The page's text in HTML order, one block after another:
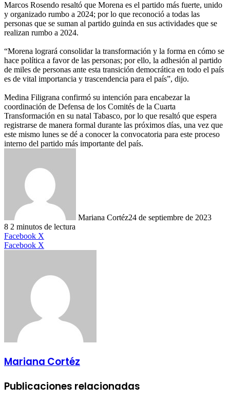
Marcos Rosendo resaltó que Morena es el partido más fuerte, unido
y organizado rumbo a 2024; por lo que reconoció a todas las
personas que se suman al partido guinda en sus actividades que se
realizan rumbo a 2024.
“Morena logrará consolidar la transformación y la forma en cómo se
hace política a favor de las personas; por ello, la adhesión al partido
de miles de personas ante esta transición democrática en todo el país
es de vital importancia y trascendencia para el país”, dijo.
Medina Filigrana confirmó su intención para encabezar la
coordinación de Defensa de los Comités de la Cuarta
Transformación en su natal Tabasco, por lo que resaltó que espera
registrarse de manera formal durante las próximos días, una vez que
este mismo lunes se dé a conocer la convocatoria para este proceso
interno del partido más importante del país.
Mariana Cortéz24 de septiembre de 2023
8 2 minutos de lectura
Facebook X
Facebook X
Mariana Cortéz
Publicaciones relacionadas